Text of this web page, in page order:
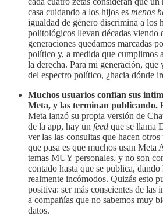
casa cuidando a los hijos es menos
igualdad de género discrimina a los
politológicos llevan décadas viendo
generaciones quedamos marcadas
político y, a medida que cumplimos
la derecha. Para mi generación, que
del espectro político, ¿hacia dónde
Muchos usuarios confían sus
Meta, y las terminan publicando.
Meta lanzó su propia versión de
de la app, hay un feed que se llama
ver las las consultas que hacen
que pasa es que muchos usan Meta
temas MUY personales, y no son
contado hasta que se publica,
realmente incómodos. Quizás esto
positiva: ser más conscientes de las
a compañías que no sabemos muy
datos.